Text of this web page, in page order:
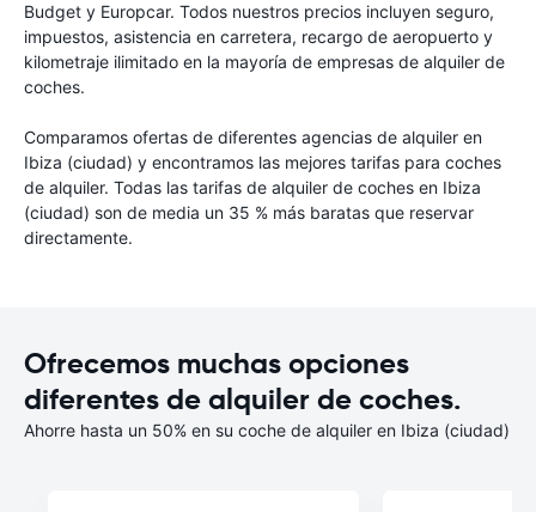
Budget y Europcar. Todos nuestros precios incluyen seguro,
impuestos, asistencia en carretera, recargo de aeropuerto y
kilometraje ilimitado en la mayoría de empresas de alquiler de
coches.
Comparamos ofertas de diferentes agencias de alquiler en
Ibiza (ciudad) y encontramos las mejores tarifas para coches
de alquiler. Todas las tarifas de alquiler de coches en Ibiza
(ciudad) son de media un 35 % más baratas que reservar
directamente.
Ofrecemos muchas opciones
diferentes de alquiler de coches.
Ahorre hasta un 50% en su coche de alquiler en Ibiza (ciudad)